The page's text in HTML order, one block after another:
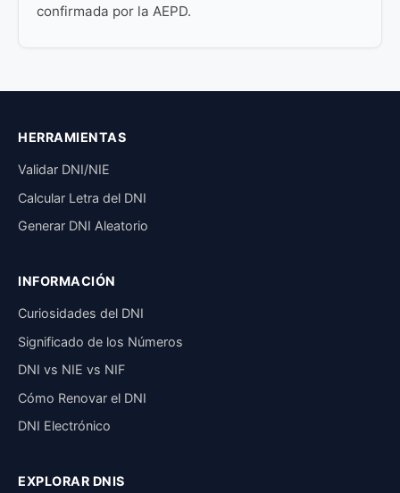
confirmada por la AEPD.
HERRAMIENTAS
Validar DNI/NIE
Calcular Letra del DNI
Generar DNI Aleatorio
INFORMACIÓN
Curiosidades del DNI
Significado de los Números
DNI vs NIE vs NIF
Cómo Renovar el DNI
DNI Electrónico
EXPLORAR DNIS